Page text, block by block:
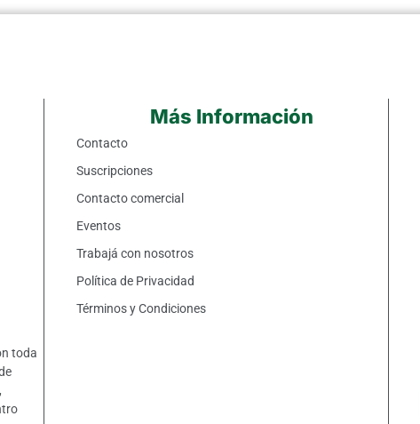
toda
Más Información
Contacto
Suscripciones
Contacto comercial
Eventos
Trabajá con nosotros
Política de Privacidad
Términos y Condiciones